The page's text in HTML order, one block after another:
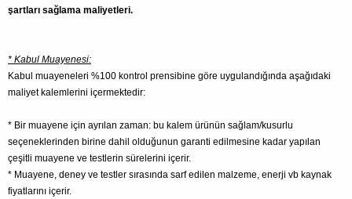
şartları sağlama maliyetleri.
* Kabul Muayenesi:
Kabul muayeneleri %100 kontrol prensibine göre uygulandığında aşağıdaki
maliyet kalemlerini içermektedir:
* Bir muayene için ayrılan zaman: bu kalem ürünün sağlam/kusurlu
seçeneklerinden birine dahil olduğunun garanti edilmesine kadar yapılan
çeşitli muayene ve testlerin sürelerini içerir.
* Muayene, deney ve testler sırasında sarf edilen malzeme, enerji vb kaynak
fiyatlarını içerir.